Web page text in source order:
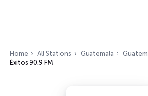
Home All Stations Guatemala
Éxitos 90.9 FM